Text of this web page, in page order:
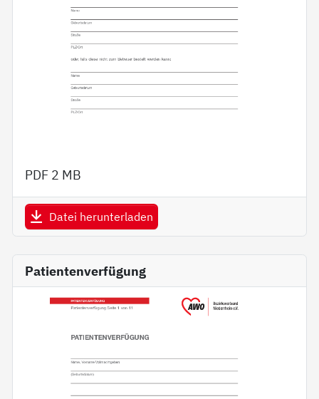
PDF 2 MB
Datei herunterladen
Patientenverfügung